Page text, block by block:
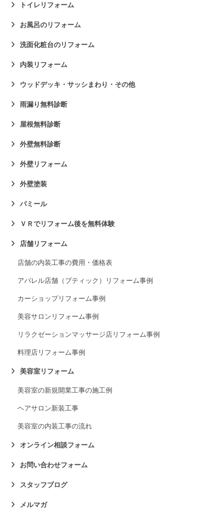
トイレリフォーム
お風呂のリフォーム
洗面化粧台のリフォーム
内装リフォーム
ウッドデッキ・サッシまわり・その他
雨漏り無料診断
屋根無料診断
外壁無料診断
外壁リフォーム
外壁塗装
パミール
ＶＲでリフォーム後を無料体験
店舗リフォーム
店舗の内装工事の費用・価格表
アパレル店舗（ブティック）リフォーム事例
カーショップリフォーム事例
美容サロンリフォーム事例
リラクゼーションマッサージ店リフォーム事例
料理店リフォーム事例
美容室リフォーム
美容室の新規開業工事の施工例
ヘアサロン新装工事
美容室の内装工事の流れ
オンライン相談フォーム
お問い合わせフォーム
スタッフブログ
メルマガ